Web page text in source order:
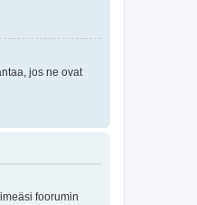
jos ne ovat
foorumin